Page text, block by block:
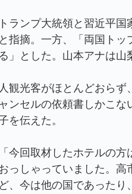
ランプ大統領と習近平国
指摘。一方、「両国ト
」とした。山本アナは山
観光客がほとんどおらず
ンセルの依頼書しかこ
を伝えた。
今回取材したホテルの方
っしゃっていました。
、今は他の国であった